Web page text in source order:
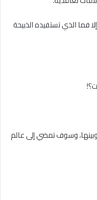
فما الذي تستفيده الذبيحة
وبينها، وسوف تمضي إلى عالم